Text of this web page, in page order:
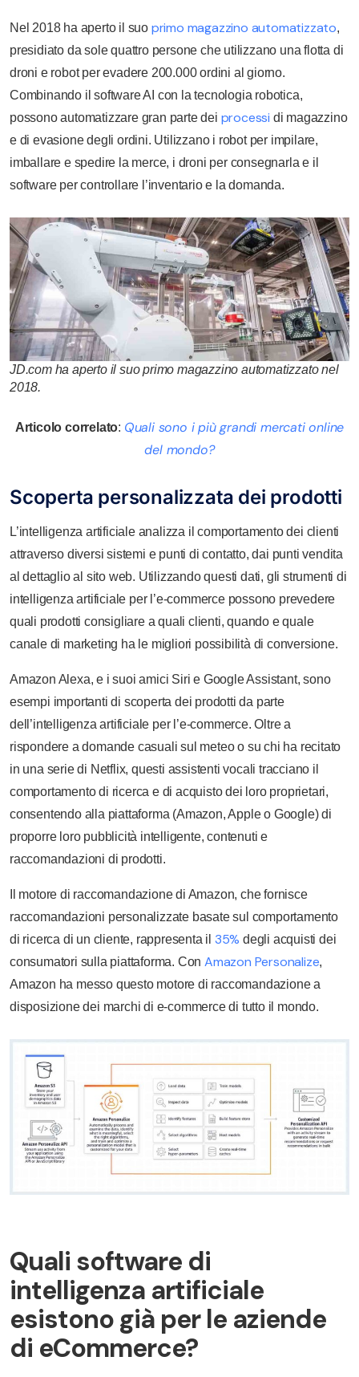
Nel 2018 ha aperto il suo primo magazzino automatizzato,
presidiato da sole quattro persone che utilizzano una flotta di
droni e robot per evadere 200.000 ordini al giorno.
Combinando il software AI con la tecnologia robotica,
possono automatizzare gran parte dei processi di magazzino
e di evasione degli ordini. Utilizzano i robot per impilare,
imballare e spedire la merce, i droni per consegnarla e il
software per controllare l’inventario e la domanda.
JD.com ha aperto il suo primo magazzino automatizzato nel
2018.
Articolo correlato: Quali sono i più grandi mercati online
del mondo?
Scoperta personalizzata dei prodotti
L’intelligenza artificiale analizza il comportamento dei clienti
attraverso diversi sistemi e punti di contatto, dai punti vendita
al dettaglio al sito web. Utilizzando questi dati, gli strumenti di
intelligenza artificiale per l’e-commerce possono prevedere
quali prodotti consigliare a quali clienti, quando e quale
canale di marketing ha le migliori possibilità di conversione.
Amazon Alexa, e i suoi amici Siri e Google Assistant, sono
esempi importanti di scoperta dei prodotti da parte
dell’intelligenza artificiale per l’e-commerce. Oltre a
rispondere a domande casuali sul meteo o su chi ha recitato
in una serie di Netflix, questi assistenti vocali tracciano il
comportamento di ricerca e di acquisto dei loro proprietari,
consentendo alla piattaforma (Amazon, Apple o Google) di
proporre loro pubblicità intelligente, contenuti e
raccomandazioni di prodotti.
Il motore di raccomandazione di Amazon, che fornisce
raccomandazioni personalizzate basate sul comportamento
di ricerca di un cliente, rappresenta il 35% degli acquisti dei
consumatori sulla piattaforma. Con Amazon Personalize,
Amazon ha messo questo motore di raccomandazione a
disposizione dei marchi di e-commerce di tutto il mondo.
Quali software di
intelligenza artificiale
esistono già per le aziende
di eCommerce?